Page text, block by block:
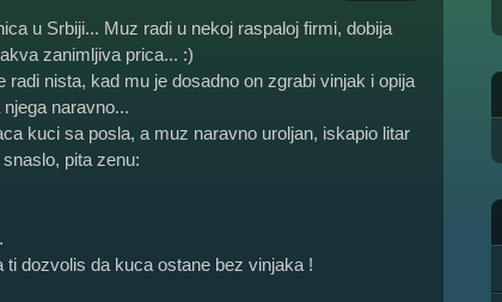
u Srbiji... Muz radi u nekoj raspaloj firmi, dobija
zanimljiva prica... :)
radi nista, kad mu je dosadno on zgrabi vinjak i opija
naravno...
kuci sa posla, a muz naravno uroljan, iskapio litar
pita zenu:
dozvolis da kuca ostane bez vinjaka !